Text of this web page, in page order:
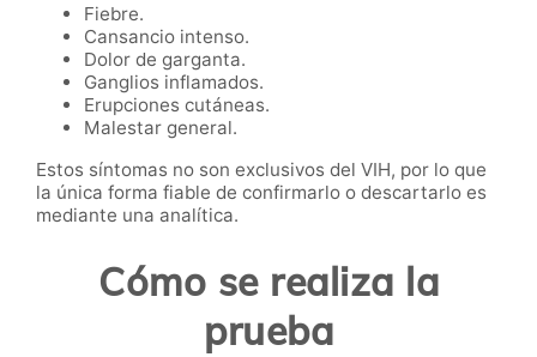
Fiebre.
Cansancio intenso.
Dolor de garganta.
Ganglios inflamados.
Erupciones cutáneas.
Malestar general.
Estos síntomas no son exclusivos del VIH, por lo que
la única forma fiable de confirmarlo o descartarlo es
mediante una analítica.
Cómo se realiza la
prueba